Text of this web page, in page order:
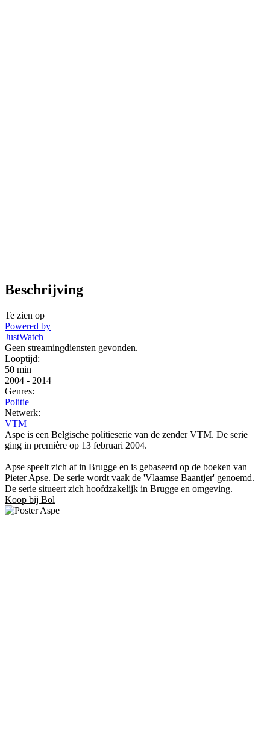
Beschrijving
Te zien op
Powered by
JustWatch
Geen streamingdiensten gevonden.
Looptijd:
50 min
2004 - 2014
Genres:
Politie
Netwerk:
VTM
Aspe is een Belgische politieserie van de zender VTM. De serie
ging in première op 13 februari 2004.
Apse speelt zich af in Brugge en is gebaseerd op de boeken van
Pieter Apse. De serie wordt vaak de 'Vlaamse Baantjer' genoemd.
De serie situeert zich hoofdzakelijk in Brugge en omgeving.
Koop bij Bol